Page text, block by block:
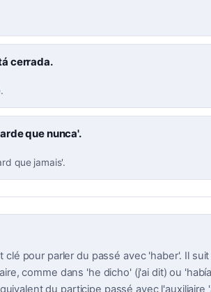
cerrada.
que nunca'.
que jamais'.
pour parler du passé avec 'haber'. Il
comme dans 'he dicho' (j'ai dit) ou
du participe passé avec l'auxiliaire